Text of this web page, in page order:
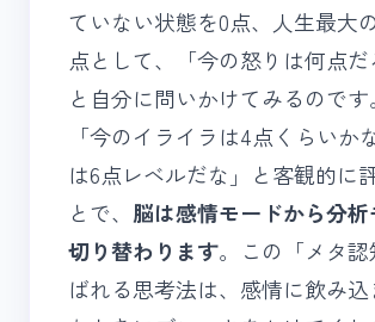
ていない状態を0点、人生最大
点として、「今の怒りは何点だ
と自分に問いかけてみるのです。
「今のイライラは4点くらいか
は6点レベルだな」と客観的に
とで、 脳は感情モードから分析
切り替わります。この「メタ
ばれる思考法は、感情に飲み込